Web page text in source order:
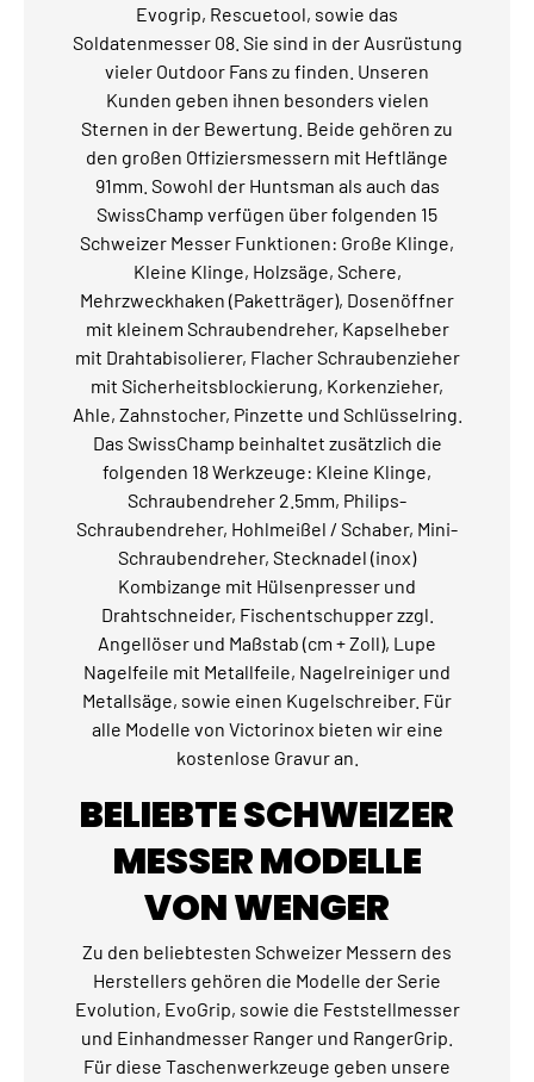
Evogrip, Rescuetool, sowie das
Soldatenmesser 08. Sie sind in der Ausrüstung
vieler Outdoor Fans zu finden. Unseren
Kunden geben ihnen besonders vielen
Sternen in der Bewertung. Beide gehören zu
den großen Offiziersmessern mit Heftlänge
91mm. Sowohl der Huntsman als auch das
SwissChamp verfügen über folgenden 15
Schweizer Messer Funktionen: Große Klinge,
Kleine Klinge, Holzsäge, Schere,
Mehrzweckhaken (Paketträger), Dosenöffner
mit kleinem Schraubendreher, Kapselheber
mit Drahtabisolierer, Flacher Schraubenzieher
mit Sicherheitsblockierung, Korkenzieher,
Ahle, Zahnstocher, Pinzette und Schlüsselring.
Das SwissChamp beinhaltet zusätzlich die
folgenden 18 Werkzeuge: Kleine Klinge,
Schraubendreher 2.5mm, Philips-
Schraubendreher, Hohlmeißel / Schaber, Mini-
Schraubendreher, Stecknadel (inox)
Kombizange mit Hülsenpresser und
Drahtschneider, Fischentschupper zzgl.
Angellöser und Maßstab (cm + Zoll), Lupe
Nagelfeile mit Metallfeile, Nagelreiniger und
Metallsäge, sowie einen Kugelschreiber. Für
alle Modelle von Victorinox bieten wir eine
kostenlose Gravur an.
BELIEBTE SCHWEIZER
MESSER MODELLE
VON WENGER
Zu den beliebtesten Schweizer Messern des
Herstellers gehören die Modelle der Serie
Evolution, EvoGrip, sowie die Feststellmesser
und Einhandmesser Ranger und RangerGrip.
Für diese Taschenwerkzeuge geben unsere